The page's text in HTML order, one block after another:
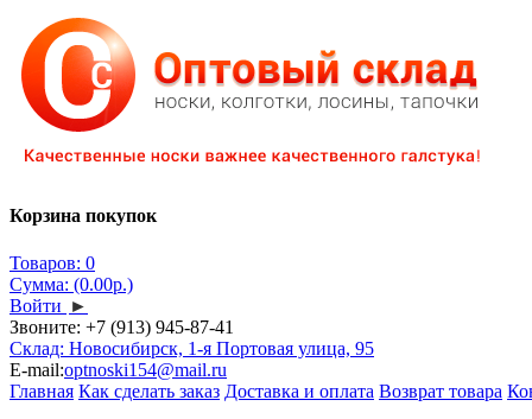
Корзина покупок
Товаров: 0
Сумма: (0.00р.)
Войти ►
Звоните: +7 (913) 945-87-41
Склад: Новосибирск, 1-я Портовая улица, 95
E-mail:optnoski154@mail.ru
Главная Как сделать заказ Доставка и оплата Возврат товара